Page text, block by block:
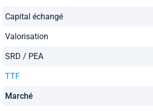
Capital échangé
Valorisation
SRD / PEA
TTF
Marché